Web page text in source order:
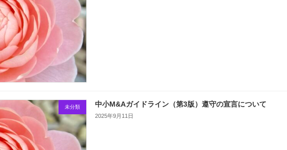
未分類 中小M&Aガイドライン（第3版）遵守の宣言について
2025年9月11日